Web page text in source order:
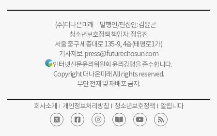
(주)더나은미래 발행인/편집인: 김윤곤
청소년보호정책 책임자: 정유진
서울 중구 세종대로 135-9, 4층(태평로1가)
기사제보:press@futurechosun.com
인터넷신문윤리위원회 윤리강령을 준수합니다.
Copyright 더나은미래 All rights reserved.
무단 전재 및 재배포 금지.
회사소개 개인정보처리방침 청소년보호정책 알립니다